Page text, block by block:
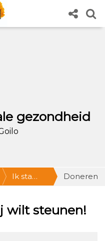
gezondheid
Ik sta
mentale
Doneren
wilt steunen!